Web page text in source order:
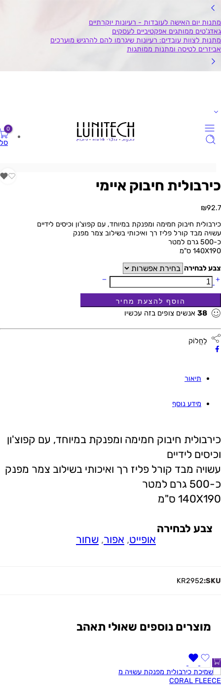
0
סל
כירבולית חיבוק איימי
₪92.7
כירבולית חיבוק חמימה ומפנקת במיוחד, עם קפוצ'ון וכיסים לידיים
עשויה מבד קורל פליז רך ואיכותי בשילוב צמר מפנק
כ-500 גרם למטר
140X190 ס"מ
צבע לבחירה
38 אנשים צופים בזה עכשיו
לַחֲלוֹק
תיאור
מידע נוסף
כירבולית חיבוק חמימה ומפנקת במיוחד, עם קפוצ'ון
וכיסים לידיים
עשויה מבד קורל פליז רך ואיכותי בשילוב צמר מפנק
כ-500 גרם למטר
140X190 ס"מ
צבע לבחירה
אופייט, אפור, שחור
SKU:
KR2952
מוצרים נוספים שאולי תאהב